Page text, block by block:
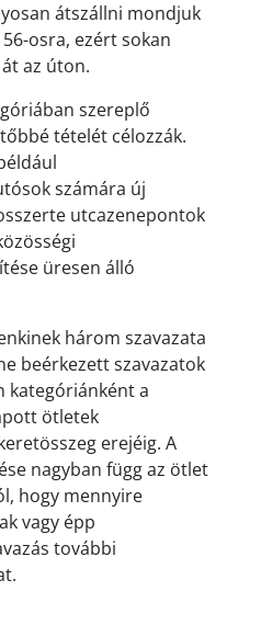
átszállni mondjuk
osra, ezért sokan
az úton.
szereplő
tételét célozzák.
számára új
utcazenepontok
üresen álló
három szavazata
beérkezett szavazatok
kategóriánként a
ötletek
erejéig. A
nagyban függ az ötlet
hogy mennyire
vagy épp
további